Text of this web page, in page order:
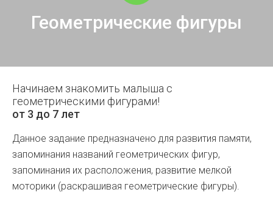
Геометрические фигуры
Начинаем знакомить малыша с
геометрическими фигурами!
от 3 до 7 лет
Данное задание предназначено для развития памяти,
запоминания названий геометрических фигур,
запоминания их расположения, развитие мелкой
моторики (раскрашивая геометрические фигуры).